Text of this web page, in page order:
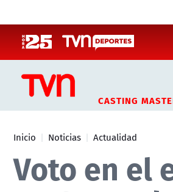
CASTING
Inicio Noticias Actualidad
Voto en el